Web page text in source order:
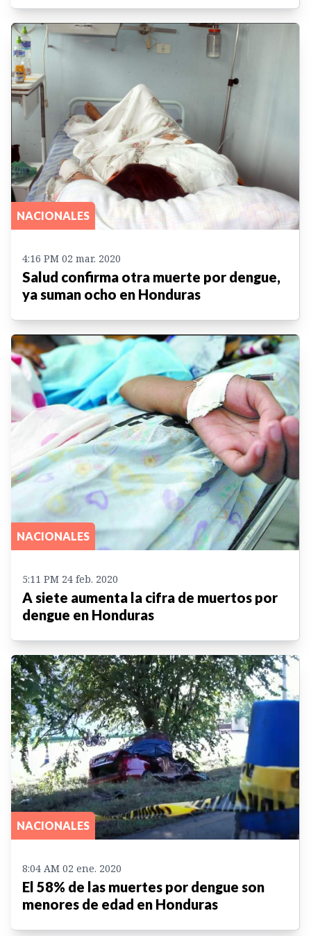
NACIONALES
4:16 PM 02 mar. 2020
Salud confirma otra muerte por dengue,
ya suman ocho en Honduras
NACIONALES
5:11 PM 24 feb. 2020
A siete aumenta la cifra de muertos por
dengue en Honduras
NACIONALES
8:04 AM 02 ene. 2020
El 58% de las muertes por dengue son
menores de edad en Honduras